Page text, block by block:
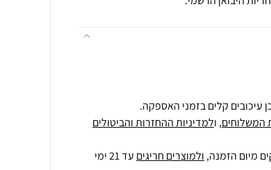
עיכובים קלים בזמני האספקה.
המשלוחים, ולמדיניות ההחזרות והביטולים
ולמוצרים חריגים
עד 21 ימי